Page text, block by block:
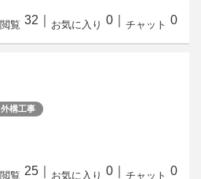
閲覧 32 お気に入り 0 チャット 0
外構工事
閲覧 25 お気に入り 0 チャット 0